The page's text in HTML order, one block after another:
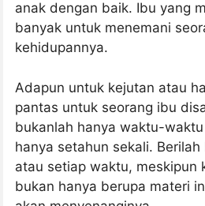
anak dengan baik. Ibu yang
banyak untuk menemani
kehidupannya.
Adapun untuk kejutan atau
pantas untuk seorang ibu
bukanlah hanya waktu-
hanya setahun sekali.
atau setiap waktu, meskipun
bukan hanya berupa materi